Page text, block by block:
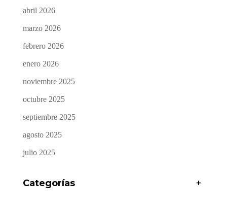
abril 2026
marzo 2026
febrero 2026
enero 2026
noviembre 2025
octubre 2025
septiembre 2025
agosto 2025
julio 2025
Categorías +